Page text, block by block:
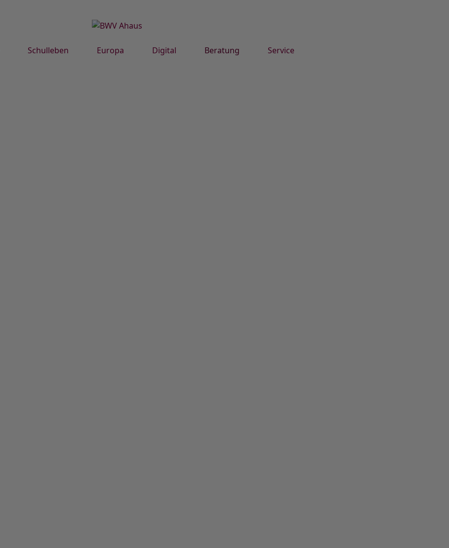
Schulleben Europa Digital Beratung Service